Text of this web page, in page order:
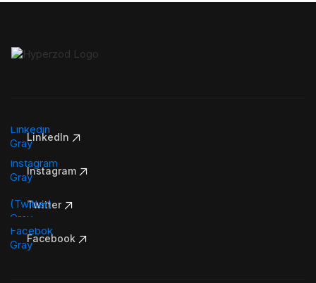
LinkedIn
Instagram
Twitter
Facebook